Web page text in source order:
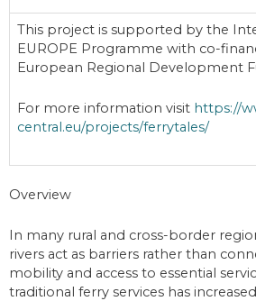
This project is supported by the
EUROPE Programme with co-
European Regional Development
For more information visit https://
central.eu/projects/ferrytales/
Overview
In many rural and cross-border
rivers act as barriers rather than
mobility and access to essential
traditional ferry services has